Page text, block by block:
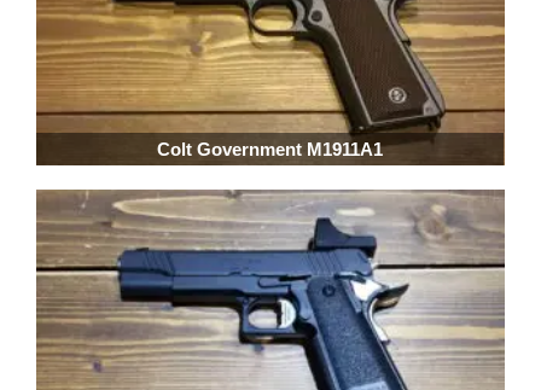
Colt Government M1911A1